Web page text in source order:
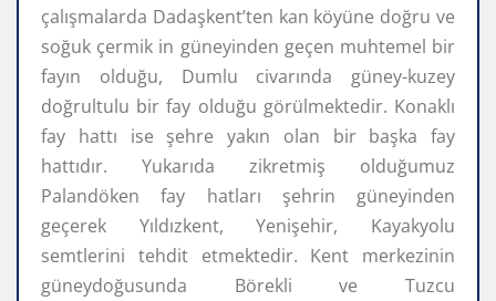
çalışmalarda Dadaşkent’ten kan köyüne doğru ve
soğuk çermik in güneyinden geçen muhtemel bir
fayın olduğu, Dumlu civarında güney-kuzey
doğrultulu bir fay olduğu görülmektedir. Konaklı
fay hattı ise şehre yakın olan bir başka fay
hattıdır. Yukarıda zikretmiş olduğumuz
Palandöken fay hatları şehrin güneyinden
geçerek Yıldızkent, Yenişehir, Kayakyolu
semtlerini tehdit etmektedir. Kent merkezinin
güneydoğusunda Börekli ve Tuzcu